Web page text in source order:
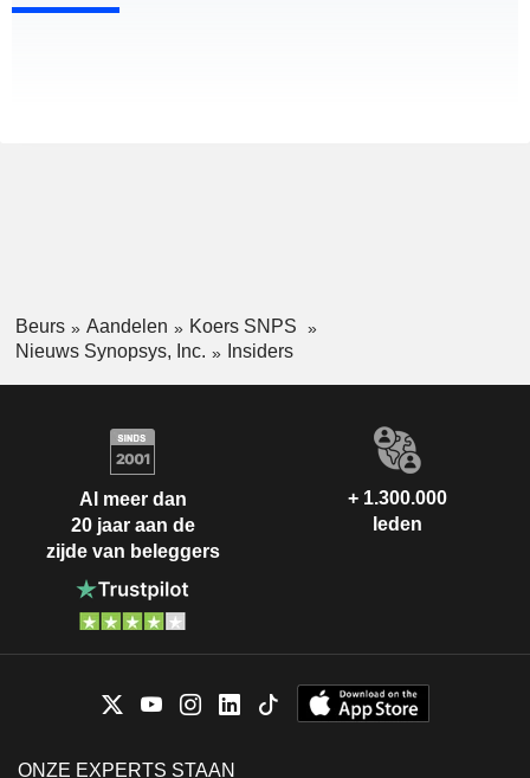
Beurs Aandelen
Koers SNPS
Nieuws Synopsys, Inc.
Insiders
Al meer dan
20 jaar aan de
zijde van beleggers
+ 1.300.000
leden
ONZE EXPERTS STAAN